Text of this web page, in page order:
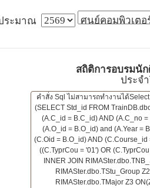
ระมาณ
สถิติการอบรมนั
ประจ
คำสั่ง Sql ไม่สามารถทำงานได้
(SELECT Std_id FROM
(A.C_id = B.C_id) AND (A.C_no
(A.O_id = B.O_id) and (A.Year =
(C.Oid = B.O_id) AND
((C.TyprCou = '01') OR
INNER JOIN
RIMASter.dbo.TStu_Group
RIMASter.dbo.TMajor Z3